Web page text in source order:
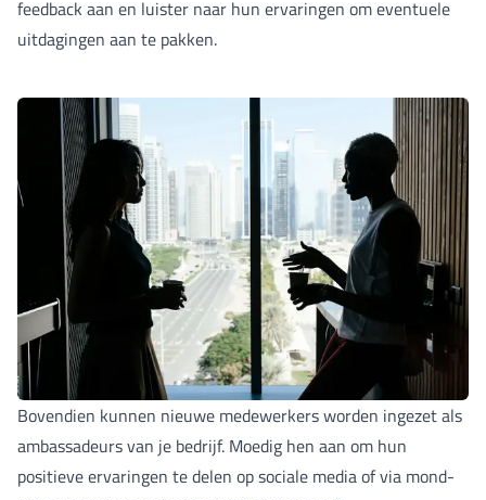
feedback aan en luister naar hun ervaringen om eventuele
uitdagingen aan te pakken.
Bovendien kunnen nieuwe medewerkers worden ingezet als
ambassadeurs van je bedrijf. Moedig hen aan om hun
positieve ervaringen te delen op sociale media of via mond-